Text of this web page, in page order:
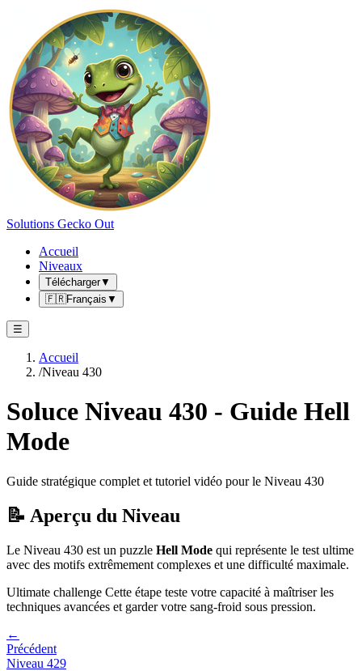
Solutions Gecko Out
Accueil
Niveaux
Télécharger▼
🇫🇷Français ▼
☰
Accueil
/Niveau 430
Soluce Niveau 430 - Guide Hell
Mode
Guide stratégique complet et tutoriel vidéo pour le Niveau 430
📝 Aperçu du Niveau
Le Niveau 430 est un puzzle Hell Mode qui représente le test ultime
avec des motifs extrêmement complexes et une difficulté maximale.
Ultimate challenge Cette étape teste votre capacité à maîtriser les
techniques avancées et garder votre sang-froid sous pression.
←
Précédent
Niveau 429